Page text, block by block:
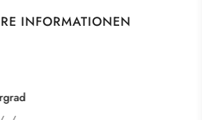
INFORMATIONEN